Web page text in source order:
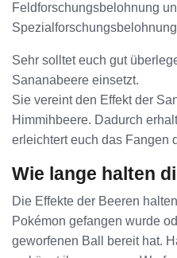
Feldforschungsbelohnung
Sehr solltet euch gut
Sananabeere einsetzt.
Sie vereint den Effekt der
Himmihbeere. Dadurch
erleichtert euch das Fangen
Wie lange halten
Die Effekte der Beeren
Pokémon gefangen wurde
geworfenen Ball bereit hat.